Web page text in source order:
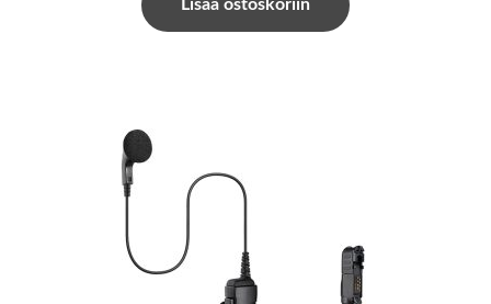
Lisää ostoskoriin